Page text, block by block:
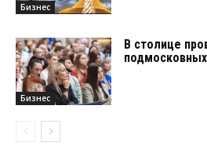
Бизнес
Бизнес
В столице